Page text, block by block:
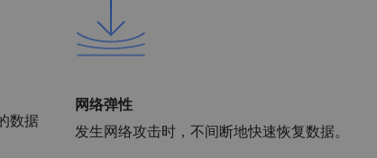
数据
网络弹性
发生网络攻击时，不间断地快速恢复数据。